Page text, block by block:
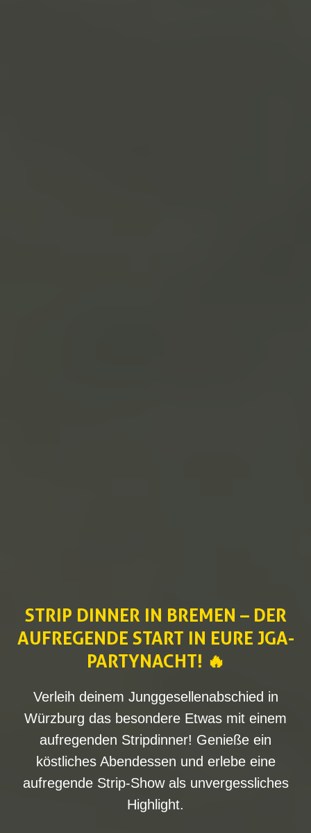
STRIP DINNER IN BREMEN – DER
AUFREGENDE START IN EURE JGA-
PARTYNACHT! 🔥
Verleih deinem Junggesellenabschied in
Würzburg das besondere Etwas mit einem
aufregenden Stripdinner! Genieße ein
köstliches Abendessen und erlebe eine
aufregende Strip-Show als unvergessliches
Highlight.